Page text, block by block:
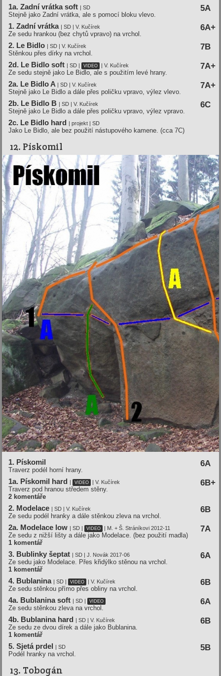
1a. Zadní vrátka soft | SD 5A
Stejně jako Zadní vrátka, ale s pomocí bloku vlevo.
1. Zadní vrátka | SD | V. Kučírek 6A+
Ze sedu hrankou (bez chytů vpravo) na vrchol.
2. Le Bidlo | SD | V. Kučírek 7B
Stěnkou přes dírky na vrchol.
2d. Le Bidlo soft | SD | VIDEO | V. Kučírek 7A+
Ze sedu stejně jako Le Bidlo, ale s použitím levé hrany.
2a. Le Bidlo A | SD | V. Kučírek 7A+
Stejně jako Le Bidlo a dále přes poličku vpravo, výlez vlevo.
2b. Le Bidlo B | SD | V. Kučírek 6C
Stejně jako Le Bidlo a dále přes poličku vpravo, výlez vpravo.
2c. Le Bidlo hard | projekt | SD
Jako Le Bidlo, ale bez použití nástupového kamene. (cca 7C)
12. Pískomil
1. Pískomil 6A
Traverz podél horní hrany.
1a. Pískomil hard | VIDEO | V. Kučírek 6B+
Traverz pod hranou středem stěny.
2 komentáře
2. Modelace | SD | V. Kučírek 6B
Ze sedu podél hranky a dále stěnkou zleva na vrchol.
2a. Modelace low | SD | VIDEO | M. + Š. Stráníkovi 2012-11 7A
Ze sedu z nižší lišty a dále jako Modelace. (bez použití madla)
1 komentář
3. Bublinky šeptat | SD | J. Novák 2017-06 6A
Ze sedu jako Modelace. Přes křidýlko stěnou na vrchol.
1 komentář
4. Bublanina | SD | VIDEO | V. Kučírek 6B
Ze sedu stěnkou přímo přes obliny na vrchol.
4a. Bublanina soft | SD | VIDEO 6A
Ze sedu stěnkou zleva na vrchol.
4b. Bublanina hard | SD | V. Kučírek 6B
Ze sedu ze dvou dírek a dále jako Bublanina.
1 komentář
5. Sjetá prdel | SD 5B
Podél hranky na vrchol.
13. Tobogán